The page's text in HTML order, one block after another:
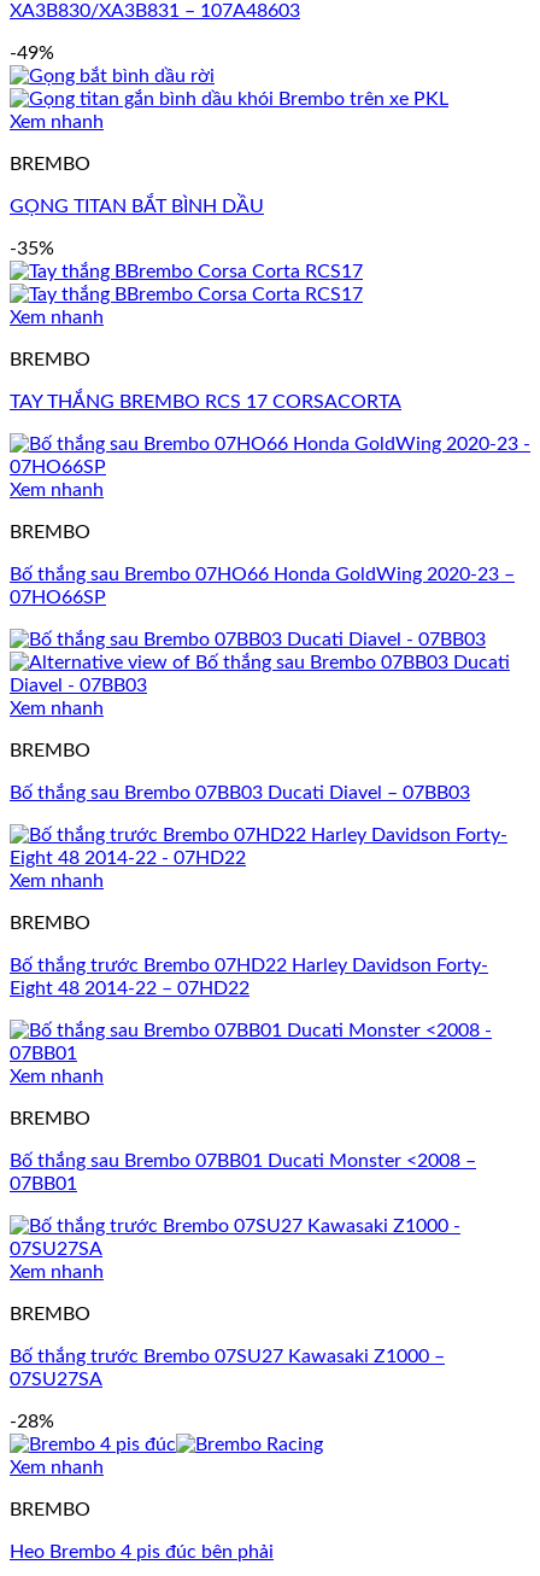
XA3B830/XA3B831 – 107A48603
-49%
Xem nhanh
BREMBO
GỌNG TITAN BẮT BÌNH DẦU
-35%
Xem nhanh
BREMBO
TAY THẮNG BREMBO RCS 17 CORSACORTA
Xem nhanh
BREMBO
Bố thắng sau Brembo 07HO66 Honda GoldWing 2020-23 –
07HO66SP
Xem nhanh
BREMBO
Bố thắng sau Brembo 07BB03 Ducati Diavel – 07BB03
Xem nhanh
BREMBO
Bố thắng trước Brembo 07HD22 Harley Davidson Forty-
Eight 48 2014-22 – 07HD22
Xem nhanh
BREMBO
Bố thắng sau Brembo 07BB01 Ducati Monster <2008 –
07BB01
Xem nhanh
BREMBO
Bố thắng trước Brembo 07SU27 Kawasaki Z1000 –
07SU27SA
-28%
Xem nhanh
BREMBO
Heo Brembo 4 pis đúc bên phải